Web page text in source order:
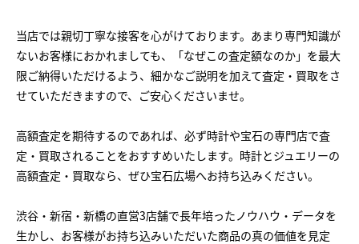
当店では親切丁寧な接客を心がけております。あまり専門知識が
ないお客様におかれましても、「なぜこの査定額なのか」を最大
限ご納得いただけるよう、細かなご説明を加えて査定・買取をさ
せていただきますので、ご安心くださいませ。
高額査定を期待するのであれば、必ず時計や宝石の専門店で査
定・買取されることをおすすめいたします。時計とジュエリーの
高額査定・買取なら、ぜひ宝石広場へお持ち込みください。
渋谷・新宿・新橋の直営3店舗で長年培ったノウハウ・データを
生かし、お客様がお持ち込みいただいた商品の真の価値を見定